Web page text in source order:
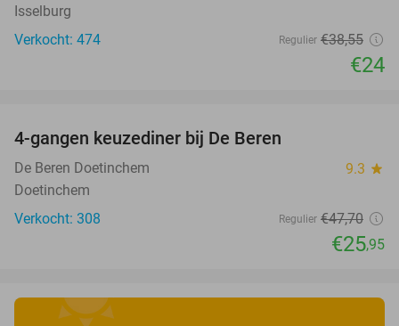
Isselburg
Verkocht: 474
Regulier €38,55
€24
4-gangen keuzediner bij De Beren
De Beren Doetinchem 9.3 star
Doetinchem
Verkocht: 308
Regulier €47,70
€25,95